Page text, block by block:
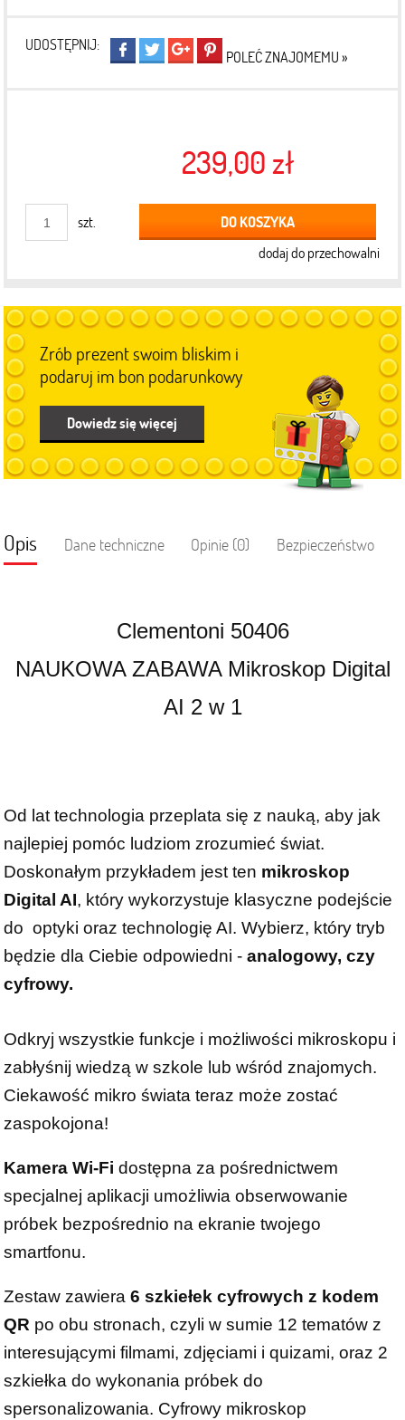
UDOSTĘPNIJ:
POLEĆ ZNAJOMEMU »
239,00 zł
szt.
DO KOSZYKA
dodaj do przechowalni
Zrób prezent swoim bliskim i
podaruj im bon podarunkowy
Dowiedz się więcej
Opis Dane techniczne Opinie (0) Bezpieczeństwo
Clementoni 50406
NAUKOWA ZABAWA Mikroskop Digital
AI 2 w 1
Od lat technologia przeplata się z nauką, aby jak
najlepiej pomóc ludziom zrozumieć świat.
Doskonałym przykładem jest ten mikroskop
Digital AI, który wykorzystuje klasyczne podejście
do optyki oraz technologię AI. Wybierz, który tryb
będzie dla Ciebie odpowiedni -analogowy, czy
cyfrowy.
Odkryj wszystkie funkcje i możliwości mikroskopu i
zabłyśnij wiedzą w szkole lub wśród znajomych.
Ciekawość mikro świata teraz może zostać
zaspokojona!
Kamera Wi-Fi dostępna za pośrednictwem
specjalnej aplikacji umożliwia obserwowanie
próbek bezpośrednio na ekranie twojego
smartfonu.
Zestaw zawiera6 szkiełek cyfrowych z kodem
QR po obu stronach, czyli w sumie 12 tematów z
interesującymi filmami, zdjęciami i quizami, oraz 2
szkiełka do wykonania próbek do
spersonalizowania. Cyfrowy mikroskop